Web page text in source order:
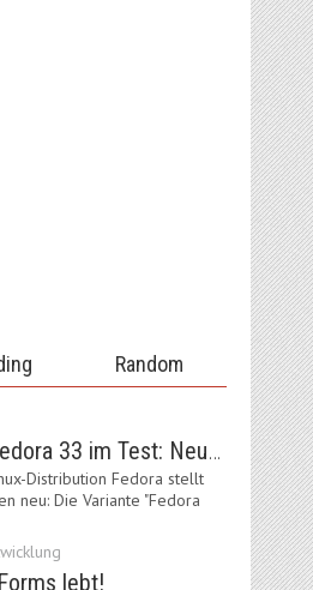
Random
heise+ | Fedora 33 im Test: Neue Vorgaben mit Btrfs, Systemd-Resolved und zRAM
Distribution Fedora stellt
neu: Die Variante "Fedora
lebt!